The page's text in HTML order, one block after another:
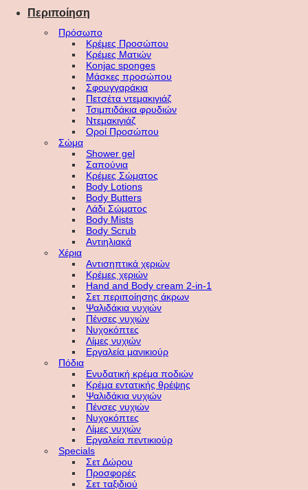
Περιποίηση
Πρόσωπο
Κρέμες Προσώπου
Κρέμες Ματιών
Konjac sponges
Μάσκες προσώπου
Σφουγγαράκια
Πετσέτα ντεμακιγιάζ
Τσιμπιδάκια φρυδιών
Ντεμακιγιάζ
Οροί Προσώπου
Σώμα
Shower gel
Σαπούνια
Κρέμες Σώματος
Body Lotions
Body Butters
Λάδι Σώματος
Body Mists
Body Scrub
Αντιηλιακά
Χέρια
Αντισηπτικά χεριών
Κρέμες χεριών
Hand and Body cream 2-in-1
Σετ περιποίησης άκρων
Ψαλιδάκια νυχιών
Πένσες νυχιών
Νυχοκόπτες
Λίμες νυχιών
Εργαλεία μανικιούρ
Πόδια
Ενυδατική κρέμα ποδιών
Κρέμα εντατικής θρέψης
Ψαλιδάκια νυχιών
Πένσες νυχιών
Νυχοκόπτες
Λίμες νυχιών
Εργαλεία πεντικιούρ
Specials
Σετ Δώρου
Προσφορές
Σετ ταξιδιού